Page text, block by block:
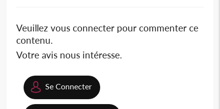
Veuillez vous connecter pour commenter ce
contenu.
Votre avis nous intéresse.
Se Connecter